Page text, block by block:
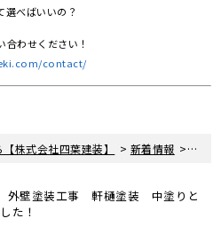
べばいいの？
わせください！
contact/
株式会社四葉建装】 > 新着情報 > 屋根
壁塗装工事 軒樋塗装 中塗りと
た！